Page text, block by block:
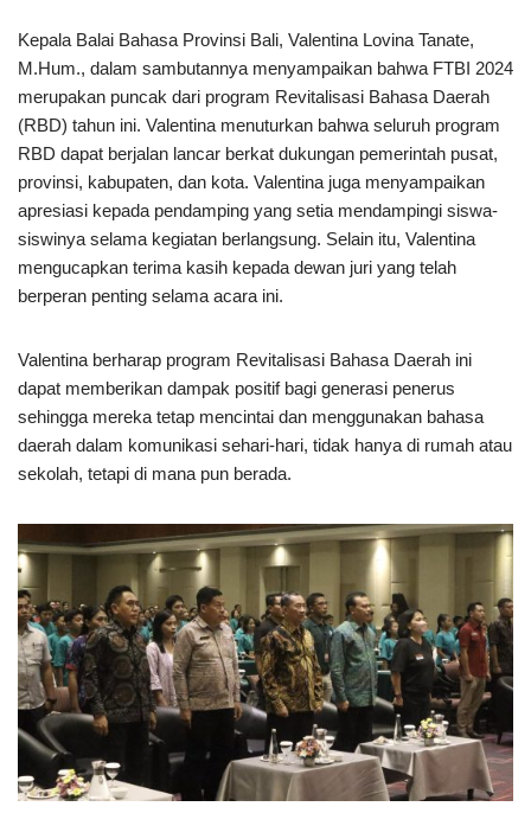
Kepala Balai Bahasa Provinsi Bali, Valentina Lovina Tanate,
M.Hum., dalam sambutannya menyampaikan bahwa FTBI 2024
merupakan puncak dari program Revitalisasi Bahasa Daerah
(RBD) tahun ini. Valentina menuturkan bahwa seluruh program
RBD dapat berjalan lancar berkat dukungan pemerintah pusat,
provinsi, kabupaten, dan kota. Valentina juga menyampaikan
apresiasi kepada pendamping yang setia mendampingi siswa-
siswinya selama kegiatan berlangsung. Selain itu, Valentina
mengucapkan terima kasih kepada dewan juri yang telah
berperan penting selama acara ini.
Valentina berharap program Revitalisasi Bahasa Daerah ini
dapat memberikan dampak positif bagi generasi penerus
sehingga mereka tetap mencintai dan menggunakan bahasa
daerah dalam komunikasi sehari-hari, tidak hanya di rumah atau
sekolah, tetapi di mana pun berada.